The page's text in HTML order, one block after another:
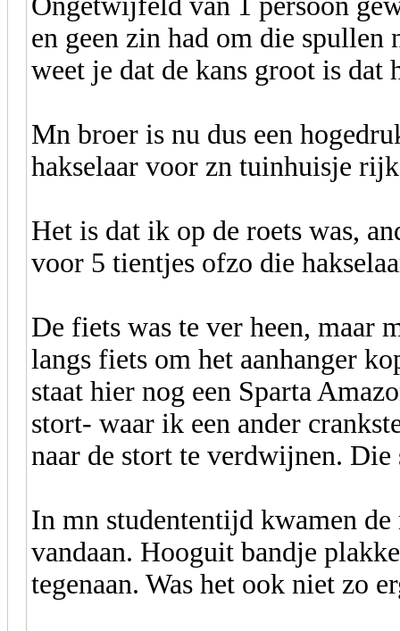
en geen zin had om die spullen
weet je dat de kans groot is dat
Mn broer is nu dus een
hakselaar voor zn tuinhuisje
Het is dat ik op de roets was,
voor 5 tientjes ofzo die
De fiets was te ver heen, maar
langs fiets om het aanhanger
staat hier nog een Sparta
stort- waar ik een ander
naar de stort te verdwijnen.
In mn studententijd kwamen
vandaan. Hooguit bandje
tegenaan. Was het ook niet zo